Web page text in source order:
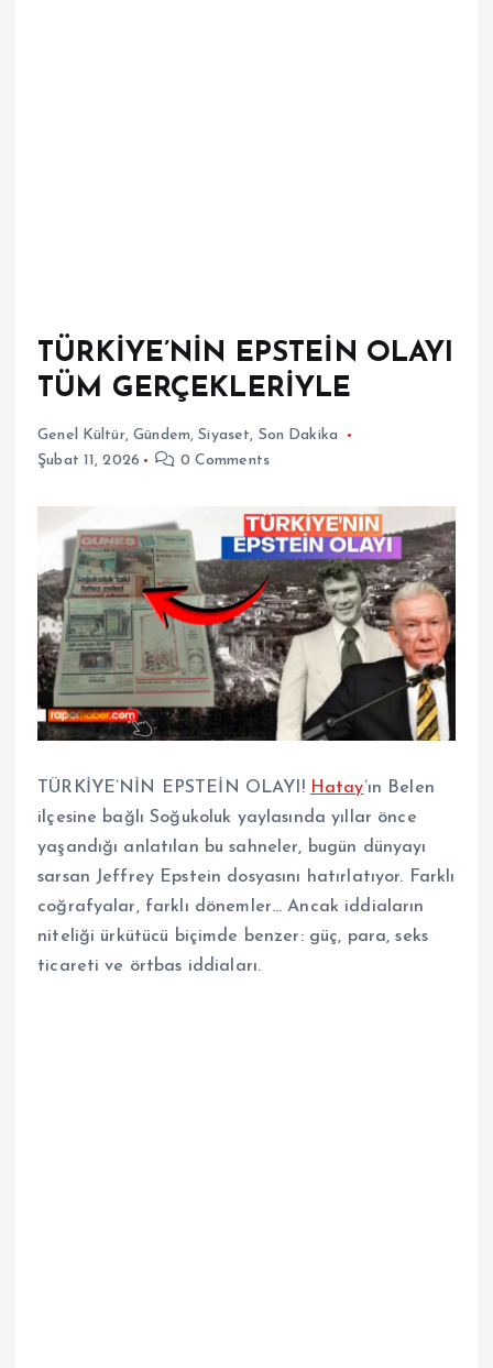
TÜRKİYE’NİN EPSTEİN OLAYI
TÜM GERÇEKLERİYLE
Genel Kültür,Gündem,Siyaset, Son Dakika
Şubat 11, 2026
0 Comments
TÜRKİYE’NİN EPSTEİN OLAYI! Hatay’ın Belen
ilçesine bağlı Soğukoluk yaylasında yıllar önce
yaşandığı anlatılan bu sahneler, bugün dünyayı
sarsan Jeffrey Epstein dosyasını hatırlatıyor. Farklı
coğrafyalar, farklı dönemler… Ancak iddiaların
niteliği ürkütücü biçimde benzer: güç, para, seks
ticareti ve örtbas iddiaları.